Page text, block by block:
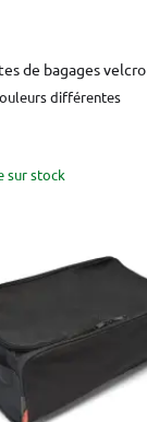
de bagages velcro
différentes
sur stock